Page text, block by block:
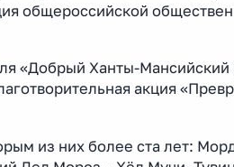
общероссийской
«Добрый Ханты-
акция
из них более ста лет: